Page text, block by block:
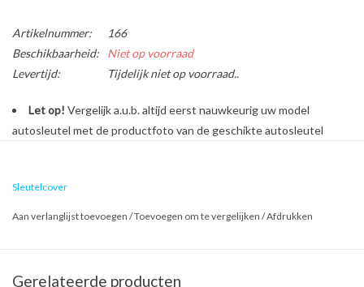
Artikelnummer:
166
Beschikbaarheid:
Niet op voorraad
Levertijd:
Tijdelijk niet op voorraad..
Let op! Vergelijk a.u.b. altijd eerst nauwkeurig uw model
autosleutel met de productfoto van de geschikte autosleutel
Sleutelcover
Aan verlanglijst toevoegen /Toevoegen om te vergelijken /Afdrukken
Gerelateerde producten